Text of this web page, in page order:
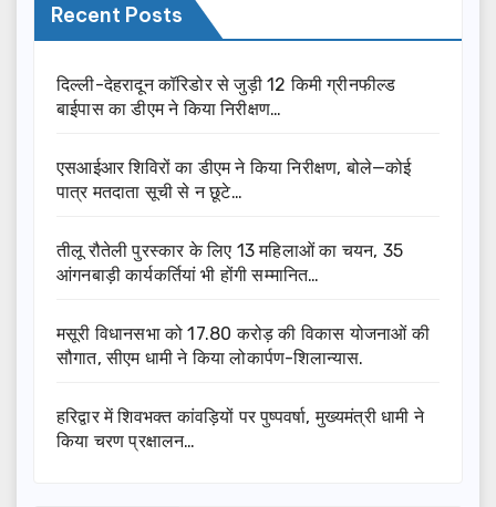
Recent Posts
दिल्ली-देहरादून कॉरिडोर से जुड़ी 12 किमी ग्रीनफील्ड
बाईपास का डीएम ने किया निरीक्षण…
एसआईआर शिविरों का डीएम ने किया निरीक्षण, बोले—कोई
पात्र मतदाता सूची से न छूटे…
तीलू रौतेली पुरस्कार के लिए 13 महिलाओं का चयन, 35
आंगनबाड़ी कार्यकर्तियां भी होंगी सम्मानित…
मसूरी विधानसभा को 17.80 करोड़ की विकास योजनाओं की
सौगात, सीएम धामी ने किया लोकार्पण-शिलान्यास.
हरिद्वार में शिवभक्त कांवड़ियों पर पुष्पवर्षा, मुख्यमंत्री धामी ने
किया चरण प्रक्षालन…